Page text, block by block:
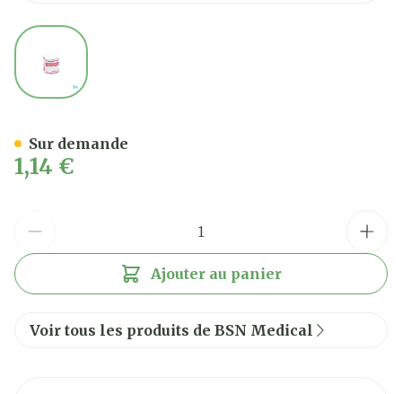
View larger image
1,14 €
Ajouter au panier
Sur demande
Voir tous les produits de BSN Medical